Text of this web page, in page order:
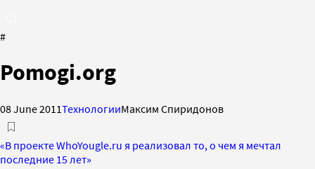
#
Pomogi.org
08 June 2011ТехнологииМаксим Спиридонов
«В проекте WhoYougle.ru я реализовал то, о чем я мечтал
последние 15 лет»